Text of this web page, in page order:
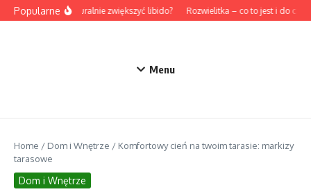
Przejdź do treści
PopularneJak naturalnie zwiększyć libido? Rozwielitka – co to jest i do czego
Menu
Home / Dom i Wnętrze / Komfortowy cień na twoim tarasie: markizy
tarasowe
Dom i Wnętrze